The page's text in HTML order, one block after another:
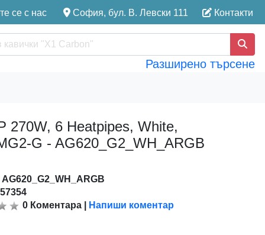
се с нас София, бул. В. Левски 111 Контакти
Разширено търсене
270W, 6 Heatpipes, White,
G - AG620_G2_WH_ARGB
AG620_G2_WH_ARGB
0 Коментара Напиши коментар